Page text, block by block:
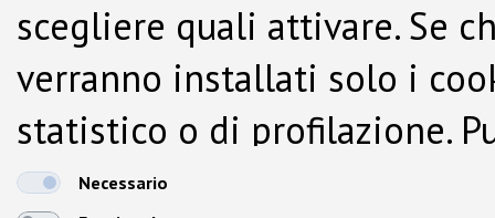
scegliere quali attivare. Se
verranno installati solo i
statistico o di profilazione.
dalla Cookie Policy.
Necessario